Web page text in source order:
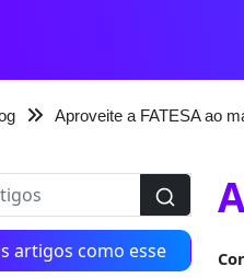
Aproveite a FATESA ao
artigos como esse